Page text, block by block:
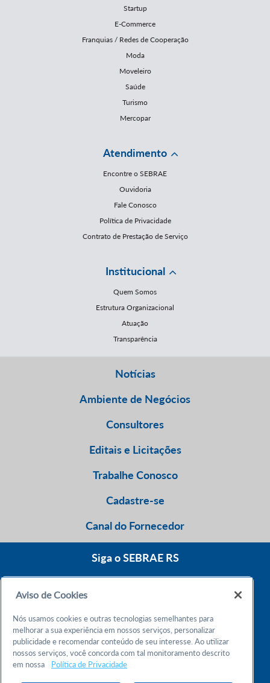
Startup
E-Commerce
Franquias / Redes de Cooperação
Moda
Moveleiro
Saúde
Turismo
Mercopar
Atendimento
Encontre o SEBRAE
Ouvidoria
Fale Conosco
Política de Privacidade
Contrato de Prestação de Serviço
Institucional
Quem Somos
Estrutura Organizacional
Atuação
Transparência
Notícias
Ambiente de Negócios
Consultores
Editais e Licitações
Trabalhe Conosco
Cadastre-se
Canal do Fornecedor
Siga o SEBRAE RS
Atendimento 24h
Chame no WhatsApp
Aviso de Cookies
Nós usamos cookies e outras tecnologias semelhantes para
melhorar a sua experiência em nossos serviços, personalizar
publicidade e recomendar conteúdo de seu interesse. Ao utilizar
nossos serviços, você concorda com tal monitoramento descrito
em nossa
Política de Privacidade